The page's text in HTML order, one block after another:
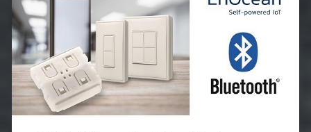
effectue
12
de
piste